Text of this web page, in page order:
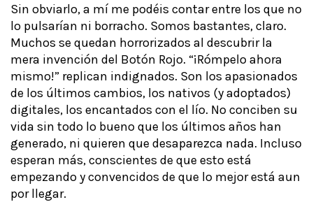
Sin obviarlo, a mí me podéis contar entre los que no
lo pulsarían ni borracho. Somos bastantes, claro.
Muchos se quedan horrorizados al descubrir la
mera invención del Botón Rojo. “¡Rómpelo ahora
mismo!” replican indignados. Son los apasionados
de los últimos cambios, los nativos (y adoptados)
digitales, los encantados con el lío. No conciben su
vida sin todo lo bueno que los últimos años han
generado, ni quieren que desaparezca nada. Incluso
esperan más, conscientes de que esto está
empezando y convencidos de que lo mejor está aun
por llegar.